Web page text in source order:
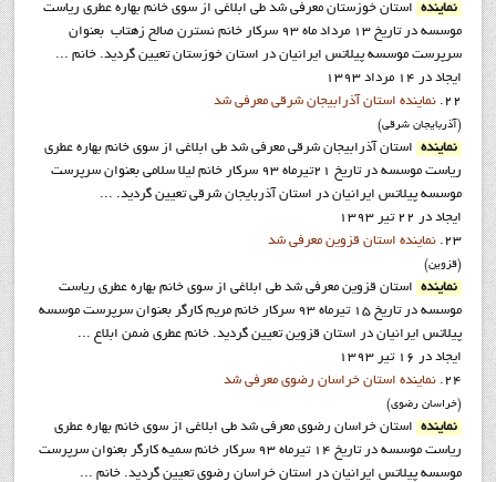
نماينده
استان خوزستان معرفي شد طي ابلاغي از سوي خانم بهاره عطري رياست
موسسه در تاريخ 13 مرداد ماه 93 سرکار خانم نسترن صالح زهتاب بعنوان
سرپرست موسسه پيلاتس ايرانيان در استان خوزستان تعيين گرديد. خانم ...
ایجاد در 14 مرداد 1393
22.
نماينده استان آذرابيجان شرقي معرفي شد
(آذربايجان شرقي)
نماينده
استان آذرابيجان شرقي معرفي شد طي ابلاغي از سوي خانم بهاره عطري
رياست موسسه در تاريخ 21تيرماه 93 سرکار خانم ليلا سلامي بعنوان سرپرست
موسسه پيلاتس ايرانيان در استان آذربايجان شرقي تعيين گرديد. ...
ایجاد در 22 تیر 1393
23.
نماينده استان قزوين معرفي شد
(قزوين)
نماينده
استان قزوين معرفي شد طي ابلاغي از سوي خانم بهاره عطري رياست
موسسه در تاريخ 15 تيرماه 93 سرکار خانم مريم کارگر بعنوان سرپرست موسسه
پيلاتس ايرانيان در استان قزوين تعيين گرديد. خانم عطری ضمن ابلاع ...
ایجاد در 16 تیر 1393
24.
نماينده استان خراسان رضوي معرفي شد
(خراسان رضوي)
نماينده
استان خراسان رضوي معرفي شد طي ابلاغي از سوي خانم بهاره عطري
رياست موسسه در تاريخ 14 تيرماه 93 سرکار خانم سميه کارگر بعنوان سرپرست
موسسه پيلاتس ايرانيان در استان خراسان رضوي تعيين گرديد. خانم ...